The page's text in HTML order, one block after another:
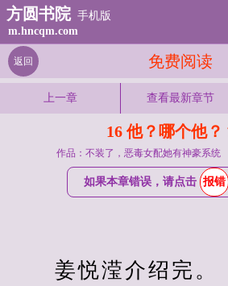
方圆书院 手机版
m.hncqm.com
免费阅读
返回
上一章 查看最新章节
16 他？哪个他？
作品：不装了，恶毒女配她有神豪系统
如果本章错误，请点击 报错
姜悦滢介绍完。